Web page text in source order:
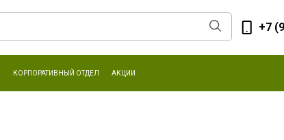
+7
КОРПОРАТИВНЫЙ ОТДЕЛ АКЦИИ